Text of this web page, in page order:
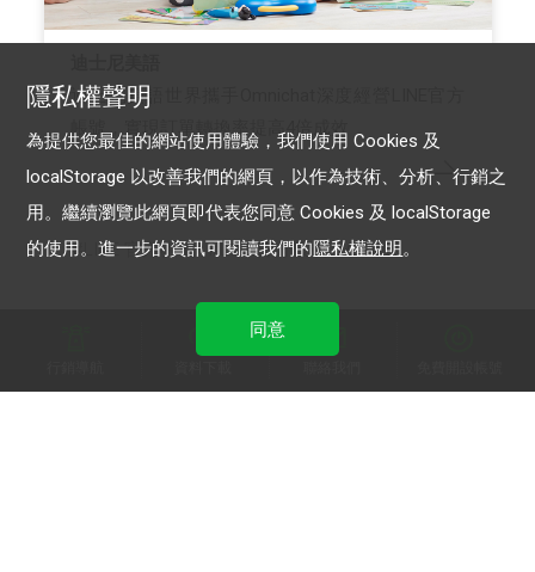
迪士尼美語世界攜手Omnichat深度經營LINE官方
帳號，實現訂單轉換率提高4倍成效
LINE 官方帳號 LINE官方帳號 OA Plus
隱私權聲明
為提供您最佳的網站使用體驗，我們使用 Cookies 及
localStorage 以改善我們的網頁，以作為技術、分析、行銷之
用。繼續瀏覽此網頁即代表您同意 Cookies 及 localStorage
的使用。進一步的資訊可閱讀我們的隱私權說明。
同意